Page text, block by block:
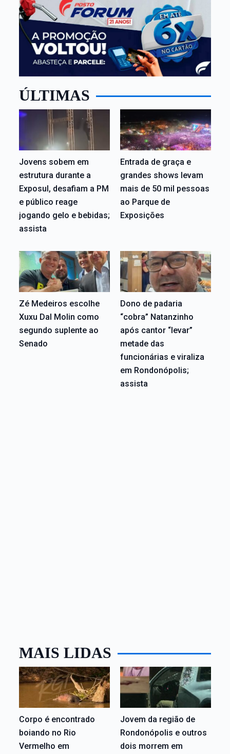
ÚLTIMAS
Jovens sobem em
estrutura durante a
Exposul, desafiam a PM
e público reage
jogando gelo e bebidas;
assista
Entrada de graça e
grandes shows levam
mais de 50 mil pessoas
ao Parque de
Exposições
Zé Medeiros escolhe
Xuxu Dal Molin como
segundo suplente ao
Senado
Dono de padaria
“cobra” Natanzinho
após cantor “levar”
metade das
funcionárias e viraliza
em Rondonópolis;
assista
MAIS LIDAS
Corpo é encontrado
boiando no Rio
Vermelho em
Jovem da região de
Rondonópolis e outros
dois morrem em